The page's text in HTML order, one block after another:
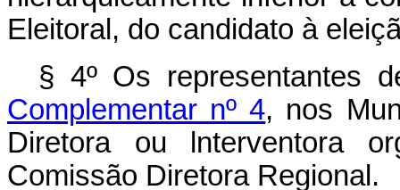
Eleitoral, do candidato à
§ 4º Os representantes
Complementar nº 4, nos
Diretora ou lnterventora
Comissão Diretora Regional.